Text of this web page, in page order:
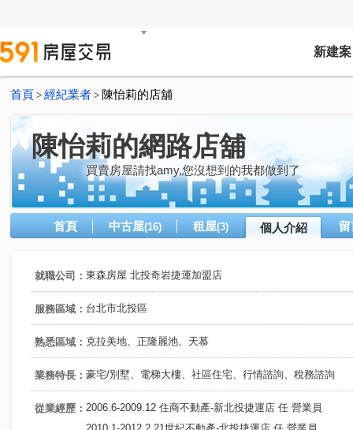
新建案
首頁 > 經紀業者 > 陳怡莉的店舖
陳怡莉的網路店舖
買賣房屋請找amy,您沒想到的我都做到了
首頁 中古屋(16) 租屋(3) 個人介紹
就職公司： 東森房屋 北投奇岩捷運加盟店
服務區域： 台北市北投區
熟悉區域： 克拉美地、正隆麗池、天慕
業務特長： 豪宅/別墅、電梯大樓、社區住宅、行情諮詢、稅務諮詢
從業經歷： 2006.6-2009.12 住商不動產-新北投捷運店 任 營業員